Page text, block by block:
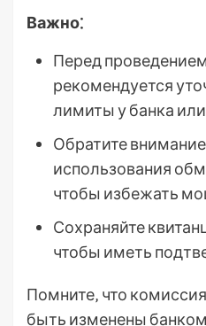
Важно⁚
Перед
рекомендуется
лимиты у банка
Обратите
использования
чтобы избежать
Сохраняйте
чтобы иметь
Помните‚ что
быть изменены